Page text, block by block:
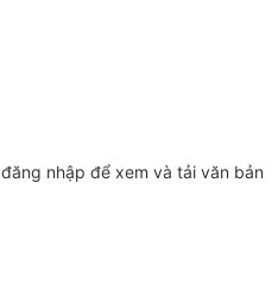
đăng nhập để xem và tải văn bản